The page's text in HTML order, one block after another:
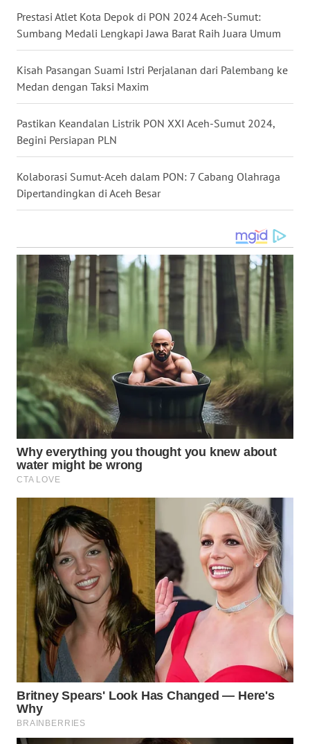
Prestasi Atlet Kota Depok di PON 2024 Aceh-Sumut:
Sumbang Medali Lengkapi Jawa Barat Raih Juara Umum
Kisah Pasangan Suami Istri Perjalanan dari Palembang ke
Medan dengan Taksi Maxim
Pastikan Keandalan Listrik PON XXI Aceh-Sumut 2024,
Begini Persiapan PLN
Kolaborasi Sumut-Aceh dalam PON: 7 Cabang Olahraga
Dipertandingkan di Aceh Besar
WN
NTB
SULTENG
SULBAR
WN
SUMBAR
WN
BENGKULU
WN
LAMPUNG
WN
WN
NUSANTARA
WN
JOGJA
WN
JATIM
WN
BALI
WN